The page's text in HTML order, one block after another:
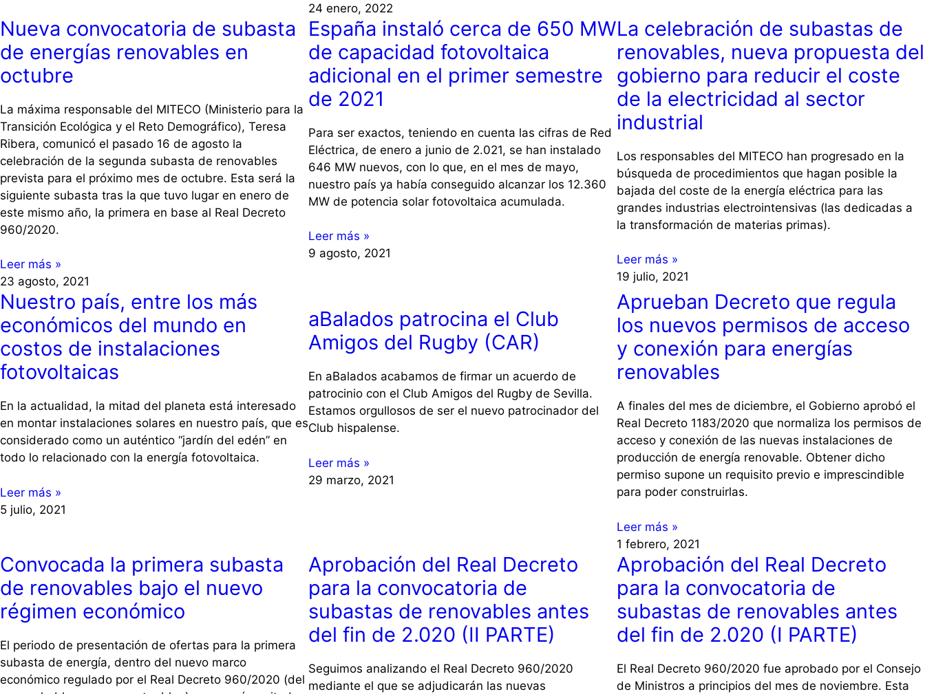
24 enero, 2022
Nueva convocatoria de subasta
de energías renovables en
octubre
La máxima responsable del MITECO (Ministerio para la
Transición Ecológica y el Reto Demográfico), Teresa
Ribera, comunicó el pasado 16 de agosto la
celebración de la segunda subasta de renovables
prevista para el próximo mes de octubre. Esta será la
siguiente subasta tras la que tuvo lugar en enero de
este mismo año, la primera en base al Real Decreto
960/2020.
Leer más »
23 agosto, 2021
España instaló cerca de 650 MW
de capacidad fotovoltaica
adicional en el primer semestre
de 2021
Para ser exactos, teniendo en cuenta las cifras de Red
Eléctrica, de enero a junio de 2.021, se han instalado
646 MW nuevos, con lo que, en el mes de mayo,
nuestro país ya había conseguido alcanzar los 12.360
MW de potencia solar fotovoltaica acumulada.
Leer más »
9 agosto, 2021
La celebración de subastas de
renovables, nueva propuesta del
gobierno para reducir el coste
de la electricidad al sector
industrial
Los responsables del MITECO han progresado en la
búsqueda de procedimientos que hagan posible la
bajada del coste de la energía eléctrica para las
grandes industrias electrointensivas (las dedicadas a
la transformación de materias primas).
Leer más »
19 julio, 2021
Nuestro país, entre los más
económicos del mundo en
costos de instalaciones
fotovoltaicas
En la actualidad, la mitad del planeta está interesado
en montar instalaciones solares en nuestro país, que es
considerado como un auténtico “jardín del edén” en
todo lo relacionado con la energía fotovoltaica.
Leer más »
5 julio, 2021
aBalados patrocina el Club
Amigos del Rugby (CAR)
En aBalados acabamos de firmar un acuerdo de
patrocinio con el Club Amigos del Rugby de Sevilla.
Estamos orgullosos de ser el nuevo patrocinador del
Club hispalense.
Leer más »
29 marzo, 2021
Aprueban Decreto que regula
los nuevos permisos de acceso
y conexión para energías
renovables
A finales del mes de diciembre, el Gobierno aprobó el
Real Decreto 1183/2020 que normaliza los permisos de
acceso y conexión de las nuevas instalaciones de
producción de energía renovable. Obtener dicho
permiso supone un requisito previo e imprescindible
para poder construirlas.
Leer más »
1 febrero, 2021
Convocada la primera subasta
de renovables bajo el nuevo
régimen económico
El periodo de presentación de ofertas para la primera
subasta de energía, dentro del nuevo marco
económico regulado por el Real Decreto 960/2020 (del
Aprobación del Real Decreto
para la convocatoria de
subastas de renovables antes
del fin de 2.020 (II PARTE)
Seguimos analizando el Real Decreto 960/2020
mediante el que se adjudicarán las nuevas
Aprobación del Real Decreto
para la convocatoria de
subastas de renovables antes
del fin de 2.020 (I PARTE)
El Real Decreto 960/2020 fue aprobado por el Consejo
de Ministros a principios del mes de noviembre. Esta